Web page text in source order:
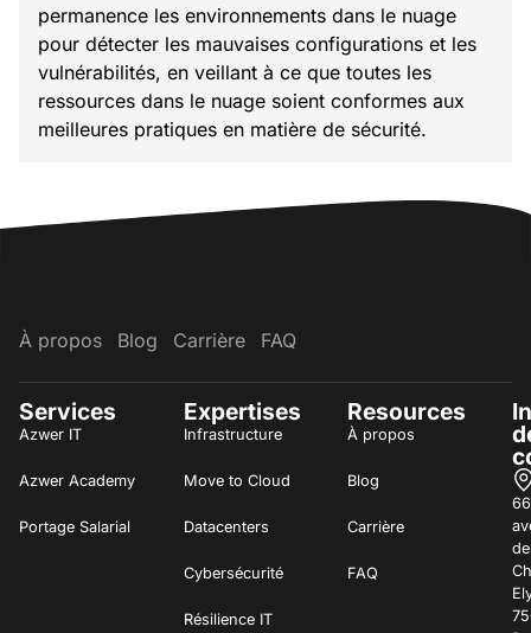
permanence les environnements dans le nuage
pour détecter les mauvaises configurations et les
vulnérabilités, en veillant à ce que toutes les
ressources dans le nuage soient conformes aux
meilleures pratiques en matière de sécurité.
À propos Blog Carrière FAQ
Services
Azwer IT
Azwer Academy
Portage Salarial
Expertises
Infrastructure
Move to Cloud
Datacenters
Cybersécurité
Résilience IT
Resources
À propos
Blog
Carrière
FAQ
66